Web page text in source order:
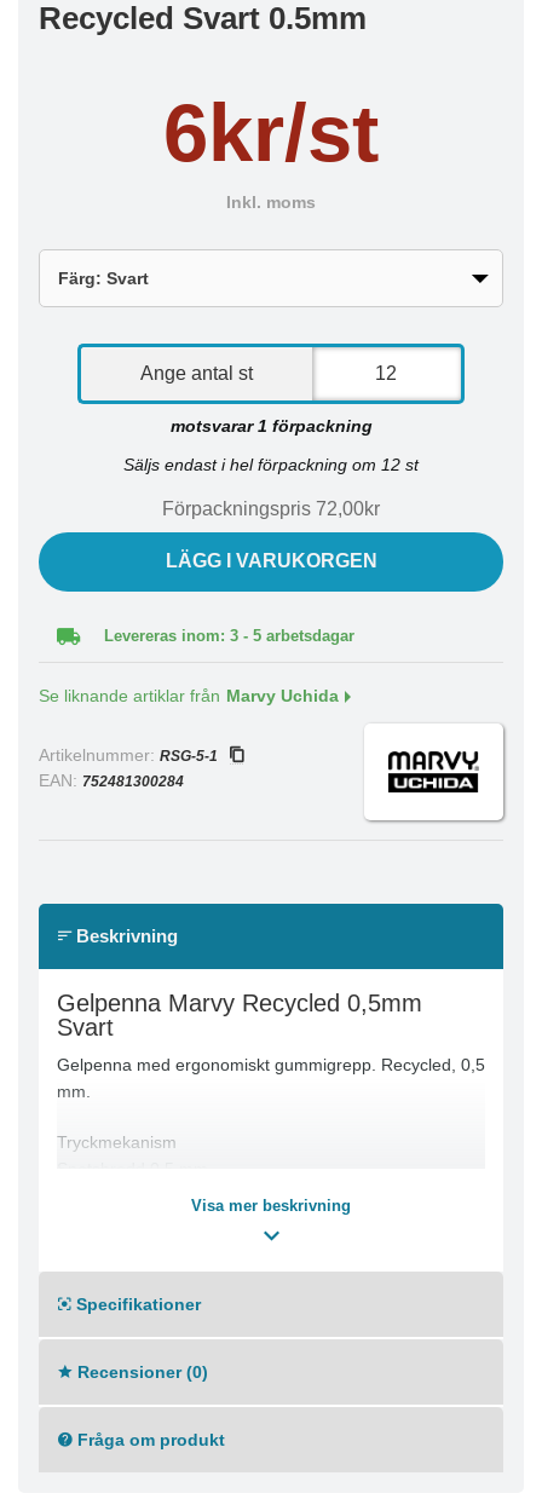
Recycled Svart 0.5mm
6kr/st
Inkl. moms
Ange antal st
motsvarar 1 förpackning
Säljs endast i hel förpackning om 12 st
Förpackningspris 72,00kr
LÄGG I VARUKORGEN
Levereras inom: 3 - 5 arbetsdagar
Se liknande artiklar från Marvy Uchida
Artikelnummer: RSG-5-1
EAN: 752481300284
Beskrivning
Gelpenna Marvy Recycled 0,5mm
Svart
Gelpenna med ergonomiskt gummigrepp. Recycled, 0,5
mm.
Tryckmekanism
Spetsbredd 0,5 mm
Linjebredd: 0,25mm
Kan fyllas på med refill-patroner
Dokumentäkta bläck enligt ISO 27668
Visa mer beskrivning
Specifikationer
Recensioner (0)
Fråga om produkt